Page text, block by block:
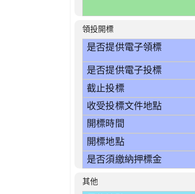
領投開標
是否提供電子領標
是否提供電子投標
截止投標
收受投標文件地點
開標時間
開標地點
是否須繳納押標金
其他